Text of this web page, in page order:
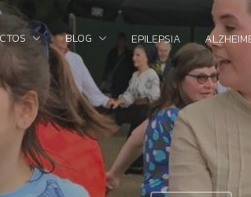
BLOG EPILEPSIA